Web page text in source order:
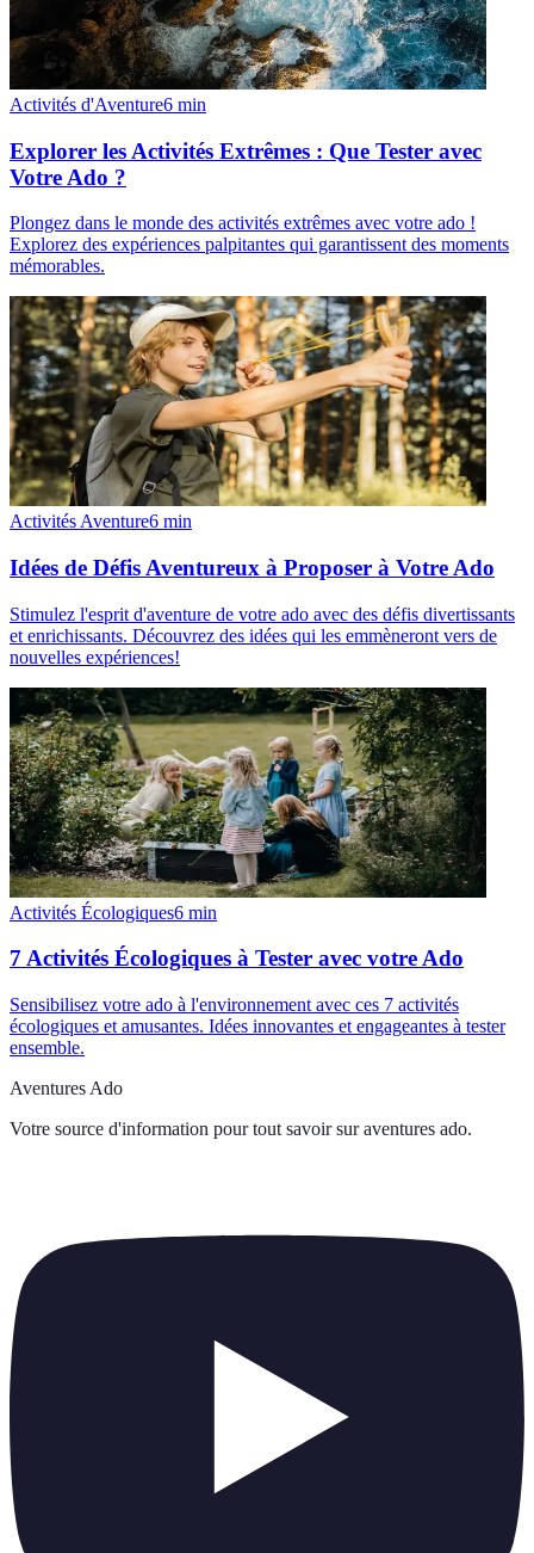
Activités d'Aventure6 min
Explorer les Activités Extrêmes : Que Tester avec
Votre Ado ?
Plongez dans le monde des activités extrêmes avec votre ado !
Explorez des expériences palpitantes qui garantissent des moments
mémorables.
Activités Aventure6 min
Idées de Défis Aventureux à Proposer à Votre Ado
Stimulez l'esprit d'aventure de votre ado avec des défis divertissants
et enrichissants. Découvrez des idées qui les emmèneront vers de
nouvelles expériences!
Activités Écologiques6 min
7 Activités Écologiques à Tester avec votre Ado
Sensibilisez votre ado à l'environnement avec ces 7 activités
écologiques et amusantes. Idées innovantes et engageantes à tester
ensemble.
Aventures Ado
Votre source d'information pour tout savoir sur aventures ado.